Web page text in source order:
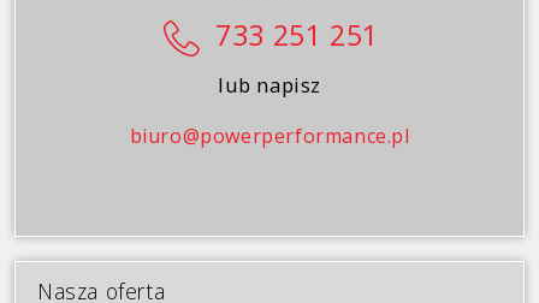
733 251 251
lub napisz
biuro@powerperformance.pl
Nasza oferta